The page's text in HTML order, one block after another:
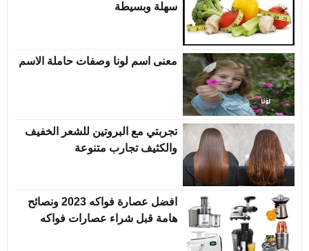
سهلة وبسيطة
معنى اسم لونا وصفات حاملة الاسم
تجربتي مع البروتين للشعر الخفيف
والكثيف تجارب متنوعة
افضل عصارة فواكه 2023 ونصائح
هامة قبل شراء عصارات فواكه